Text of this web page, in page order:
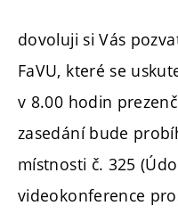
dovoluji si Vás
FaVU, které se
v 8.00 hodin
zasedání bude
místnosti č. 325
videokonference